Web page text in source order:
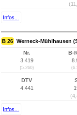
Infos...
B 26 Werneck-Mühlhausen
Nr.
3.419
(5.260)
B-
DTV
4.441
Infos...